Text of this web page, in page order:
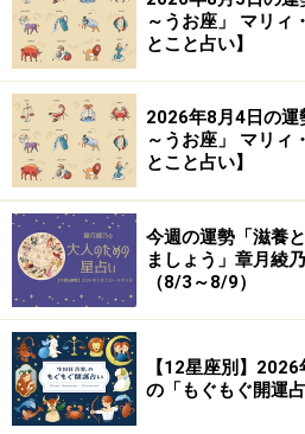
～うお座」 マリィ
とこと占い】
2026年8月4日の運
～うお座」 マリィ
とこと占い】
今週の運勢「滋養
ましょう」章月綾
（8/3～8/9）
【12星座別】
の「もぐもぐ開運占